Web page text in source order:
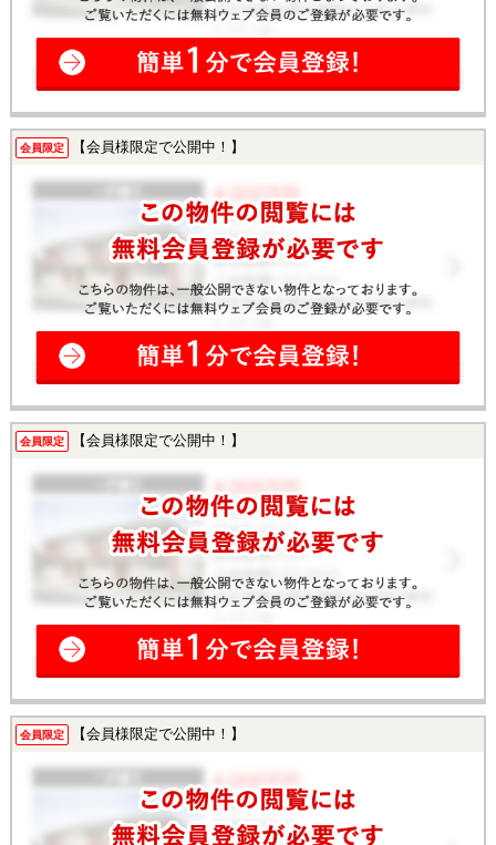
会員限定 【会員様限定で公開中！】
会員限定 【会員様限定で公開中！】
会員限定 【会員様限定で公開中！】